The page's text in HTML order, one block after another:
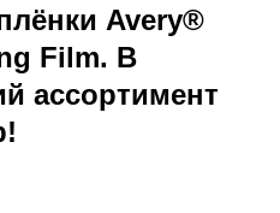
Avery®
Film. В
ассортимент